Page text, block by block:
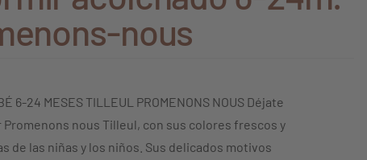
nous
6-24 MESES TILLEUL PROMENONS NOUS Déjate
nous Tilleul, con sus colores frescos y
de las niñas y los niños. Sus delicados motivos